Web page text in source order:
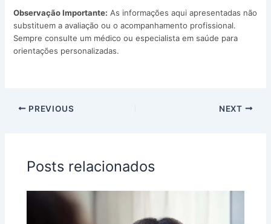
Observação Importante: As informações aqui apresentadas não
substituem a avaliação ou o acompanhamento profissional.
Sempre consulte um médico ou especialista em saúde para
orientações personalizadas.
PREVIOUS NEXT
Posts relacionados